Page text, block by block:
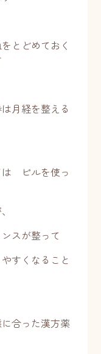
とどめておく
月経を整える
は ピルを使っ
スが整って
すくなること
合った漢方薬